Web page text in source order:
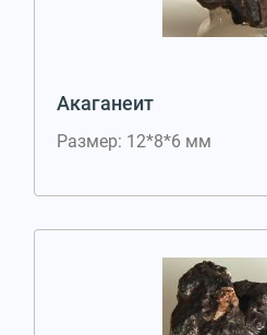
Акаганеит
Размер: 12*8*6 мм